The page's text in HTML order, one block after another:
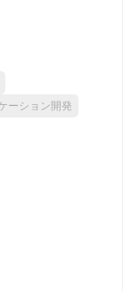
ーション開発